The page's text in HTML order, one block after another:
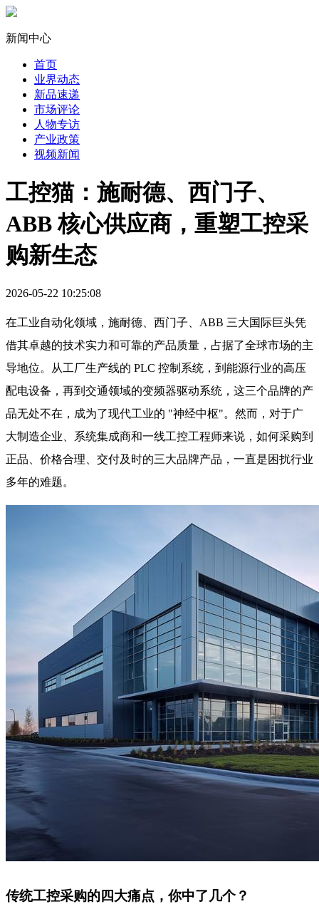
新闻中心
首页
业界动态
新品速递
市场评论
人物专访
产业政策
视频新闻
工控猫：施耐德、西门子、
ABB 核心供应商，重塑工控采
购新生态
2026-05-22 10:25:08
在工业自动化领域，施耐德、西门子、ABB 三大国际巨头凭
借其卓越的技术实力和可靠的产品质量，占据了全球市场的主
导地位。从工厂生产线的 PLC 控制系统，到能源行业的高压
配电设备，再到交通领域的变频器驱动系统，这三个品牌的产
品无处不在，成为了现代工业的 "神经中枢"。然而，对于广
大制造企业、系统集成商和一线工控工程师来说，如何采购到
正品、价格合理、交付及时的三大品牌产品，一直是困扰行业
多年的难题。
传统工控采购的四大痛点，你中了几个？